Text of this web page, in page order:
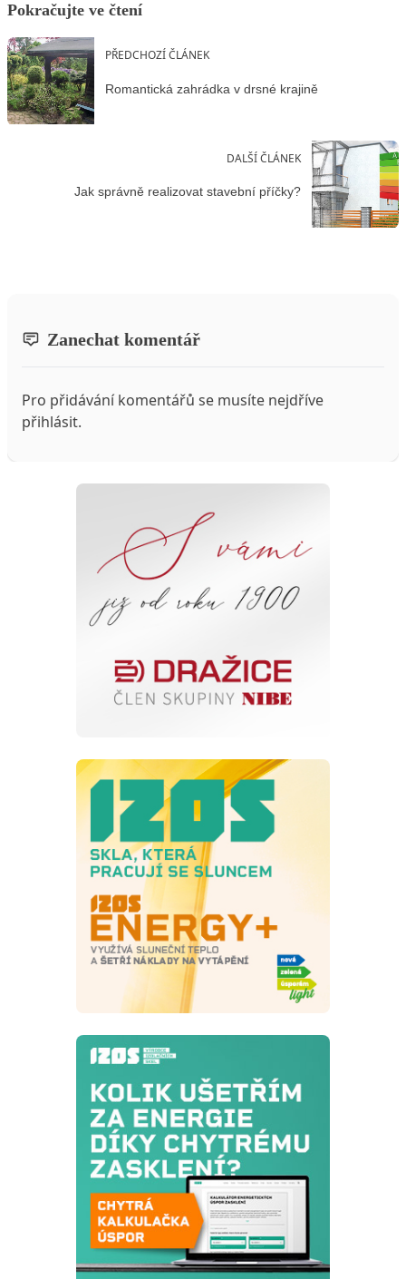
Pokračujte ve čtení
PŘEDCHOZÍ ČLÁNEK
Romantická zahrádka v drsné krajině
DALŠÍ ČLÁNEK
Jak správně realizovat stavební příčky?
Zanechat komentář
Pro přidávání komentářů se musíte nejdříve
přihlásit.